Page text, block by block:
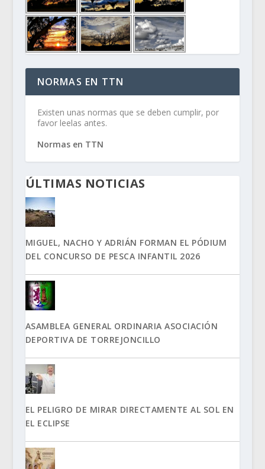
NORMAS EN TTN
Existen unas normas que se deben cumplir, por
favor leelas antes.
Normas en TTN
ÚLTIMAS NOTICIAS
MIGUEL, NACHO Y ADRIÁN FORMAN EL PÓDIUM
DEL CONCURSO DE PESCA INFANTIL 2026
ASAMBLEA GENERAL ORDINARIA ASOCIACIÓN
DEPORTIVA DE TORREJONCILLO
EL PELIGRO DE MIRAR DIRECTAMENTE AL SOL EN
EL ECLIPSE